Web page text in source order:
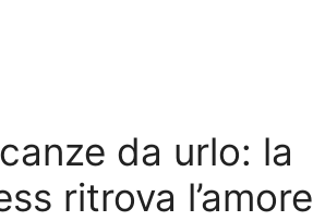
da urlo: la
ritrova l’amore